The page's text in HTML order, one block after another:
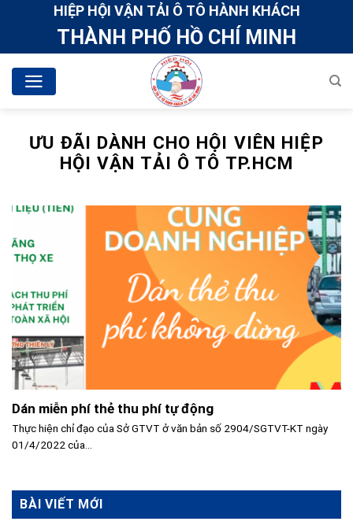
HIỆP HỘI VẬN TẢI Ô TÔ HÀNH KHÁCH
THÀNH PHỐ HỒ CHÍ MINH
ƯU ĐÃI DÀNH CHO HỘI VIÊN HIỆP
HỘI VẬN TẢI Ô TÔ TP.HCM
Dán miễn phí thẻ thu phí tự động
Thực hiện chỉ đạo của Sở GTVT ở văn bản số 2904/SGTVT-KT ngày
01/4/2022 của...
BÀI VIẾT MỚI